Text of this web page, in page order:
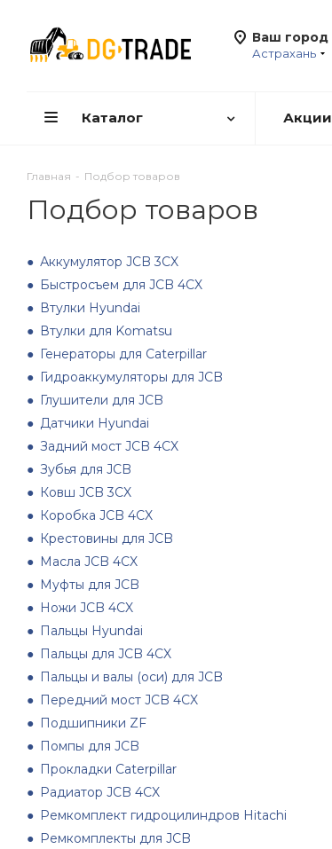
Ваш город
Астрахань
Каталог Акции
Главная - Подбор товаров
Подбор товаров
Аккумулятор JCB 3CX
Быстросъем для JCB 4CX
Втулки Hyundai
Втулки для Komatsu
Генераторы для Caterpillar
Гидроаккумуляторы для JCB
Глушители для JCB
Датчики Hyundai
Задний мост JCB 4CX
Зубья для JCB
Ковш JCB 3CX
Коробка JCB 4CX
Крестовины для JCB
Масла JCB 4CX
Муфты для JCB
Ножи JCB 4CX
Пальцы Hyundai
Пальцы для JCB 4CX
Пальцы и валы (оси) для JCB
Передний мост JCB 4CX
Подшипники ZF
Помпы для JCB
Прокладки Caterpillar
Радиатор JCB 4CX
Ремкомплект гидроцилиндров Hitachi
Ремкомплекты для JCB